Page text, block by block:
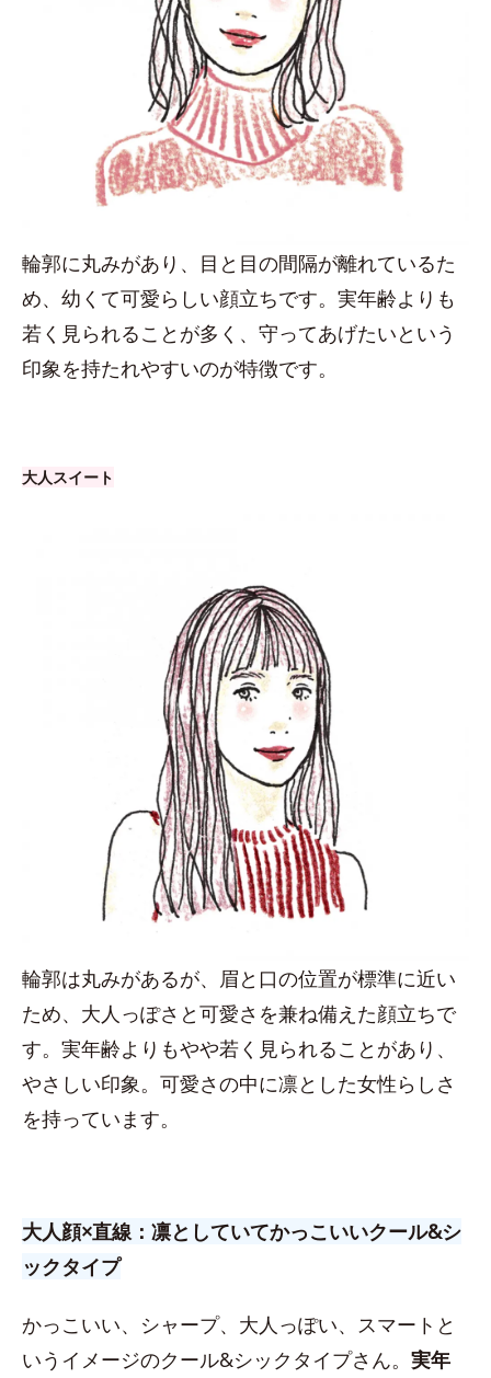
輪郭に丸みがあり、目と目の間隔が離れているた
め、幼くて可愛らしい顔立ちです。実年齢よりも
若く見られることが多く、守ってあげたいという
印象を持たれやすいのが特徴です。
大人スイート
輪郭は丸みがあるが、眉と口の位置が標準に近い
ため、大人っぽさと可愛さを兼ね備えた顔立ちで
す。実年齢よりもやや若く見られることがあり、
やさしい印象。可愛さの中に凛とした女性らしさ
を持っています。
大人顔×直線：凛としていてかっこいいクール&シ
ックタイプ
かっこいい、シャープ、大人っぽい、スマートと
いうイメージのクール&シックタイプさん。 実年